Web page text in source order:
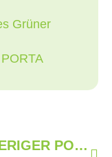
Grüner
VORHERIGER POST